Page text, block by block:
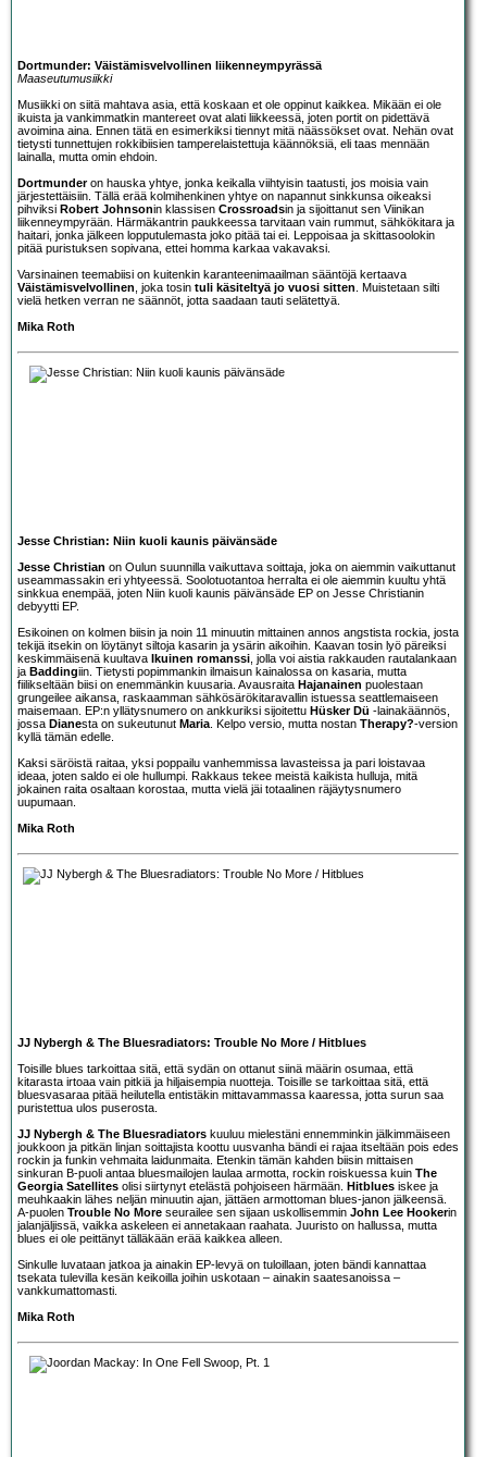
Dortmunder: Väistämisvelvollinen liikenneympyrässä
Maaseutumusiikki
Musiikki on siitä mahtava asia, että koskaan et ole oppinut kaikkea. Mikään ei ole
ikuista ja vankimmatkin mantereet ovat alati liikkeessä, joten portit on pidettävä
avoimina aina. Ennen tätä en esimerkiksi tiennyt mitä näässökset ovat. Nehän ovat
tietysti tunnettujen rokkibiisien tamperelaistettuja käännöksiä, eli taas mennään
lainalla, mutta omin ehdoin.
Dortmunderon hauska yhtye, jonka keikalla viihtyisin taatusti, jos moisia vain
järjestettäisiin. Tällä erää kolmihenkinen yhtye on napannut sinkkunsa oikeaksi
pihviksi Robert Johnsonin klassisen Crossroadsin ja sijoittanut sen Viinikan
liikenneympyrään. Härmäkantrin paukkeessa tarvitaan vain rummut, sähkökitara ja
haitari, jonka jälkeen lopputulemasta joko pitää tai ei. Leppoisaa ja skittasoolokin
pitää puristuksen sopivana, ettei homma karkaa vakavaksi.
Varsinainen teemabiisi on kuitenkin karanteenimaailman sääntöjä kertaava
Väistämisvelvollinen , joka tosin tuli käsiteltyä jo vuosi sitten . Muistetaan silti
vielä hetken verran ne säännöt, jotta saadaan tauti selätettyä.
Mika Roth
Jesse Christian: Niin kuoli kaunis päivänsäde
Jesse Christian on Oulun suunnilla vaikuttava soittaja, joka on aiemmin vaikuttanut
useammassakin eri yhtyeessä. Soolotuotantoa herralta ei ole aiemmin kuultu yhtä
sinkkua enempää, joten Niin kuoli kaunis päivänsäde EP on Jesse Christianin
debyytti EP.
Esikoinen on kolmen biisin ja noin 11 minuutin mittainen annos angstista rockia, josta
tekijä itsekin on löytänyt siltoja kasarin ja ysärin aikoihin. Kaavan tosin lyö päreiksi
keskimmäisenä kuultava Ikuinen romanssi , jolla voi aistia rakkauden rautalankaan
ja Baddingiin. Tietysti popimmankin ilmaisun kainalossa on kasaria, mutta
fiilikseltään biisi on enemmänkin kuusaria. Avausraita Hajanainen puolestaan
grungeilee aikansa, raskaamman sähkösärökitaravallin istuessa seattlemaiseen
maisemaan. EP:n yllätysnumero on ankkuriksi sijoitettu Hüsker Dü -lainakäännös,
jossa Dianesta on sukeutunut Maria . Kelpo versio, mutta nostan Therapy?-version
kyllä tämän edelle.
Kaksi säröistä raitaa, yksi poppailu vanhemmissa lavasteissa ja pari loistavaa
ideaa, joten saldo ei ole hullumpi. Rakkaus tekee meistä kaikista hulluja, mitä
jokainen raita osaltaan korostaa, mutta vielä jäi totaalinen räjäytysnumero
uupumaan.
Mika Roth
JJ Nybergh & The Bluesradiators: Trouble No More / Hitblues
Toisille blues tarkoittaa sitä, että sydän on ottanut siinä määrin osumaa, että
kitarasta irtoaa vain pitkiä ja hiljaisempia nuotteja. Toisille se tarkoittaa sitä, että
bluesvasaraa pitää heilutella entistäkin mittavammassa kaaressa, jotta surun saa
puristettua ulos puserosta.
JJ Nybergh & The Bluesradiators kuuluu mielestäni ennemminkin jälkimmäiseen
joukkoon ja pitkän linjan soittajista koottu uusvanha bändi ei rajaa itseltään pois edes
rockin ja funkin vehmaita laidunmaita. Etenkin tämän kahden biisin mittaisen
sinkuran B-puoli antaa bluesmailojen laulaa armotta, rockin roiskuessa kuin The
Georgia Satellites olisi siirtynyt etelästä pohjoiseen härmään. Hitblues iskee ja
meuhkaakin lähes neljän minuutin ajan, jättäen armottoman blues-janon jälkeensä.
A-puolen Trouble No More seurailee sen sijaan uskollisemmin John Lee Hookerin
jalanjäljissä, vaikka askeleen ei annetakaan raahata. Juuristo on hallussa, mutta
blues ei ole peittänyt tälläkään erää kaikkea alleen.
Sinkulle luvataan jatkoa ja ainakin EP-levyä on tuloillaan, joten bändi kannattaa
tsekata tulevilla kesän keikoilla joihin uskotaan – ainakin saatesanoissa –
vankkumattomasti.
Mika Roth